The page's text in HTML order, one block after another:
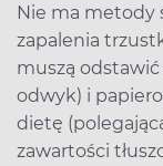
Nie ma metody
zapalenia
muszą
odwyk) i
dietę
zawartości